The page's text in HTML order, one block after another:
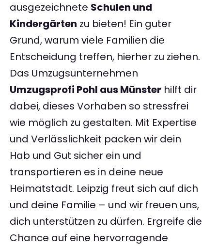
ausgezeichnete Schulen und
Kindergärten zu bieten! Ein guter
Grund, warum viele Familien die
Entscheidung treffen, hierher zu ziehen.
Das Umzugsunternehmen
Umzugsprofi Pohl aus Münster hilft dir
dabei, dieses Vorhaben so stressfrei
wie möglich zu gestalten. Mit Expertise
und Verlässlichkeit packen wir dein
Hab und Gut sicher ein und
transportieren es in deine neue
Heimatstadt. Leipzig freut sich auf dich
und deine Familie – und wir freuen uns,
dich unterstützen zu dürfen. Ergreife die
Chance auf eine hervorragende